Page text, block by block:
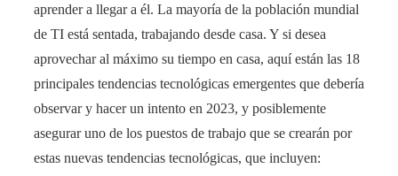
aprender a llegar a él. La mayoría de la población mundial
de TI está sentada, trabajando desde casa. Y si desea
aprovechar al máximo su tiempo en casa, aquí están las 18
principales tendencias tecnológicas emergentes que debería
observar y hacer un intento en 2023, y posiblemente
asegurar uno de los puestos de trabajo que se crearán por
estas nuevas tendencias tecnológicas, que incluyen: